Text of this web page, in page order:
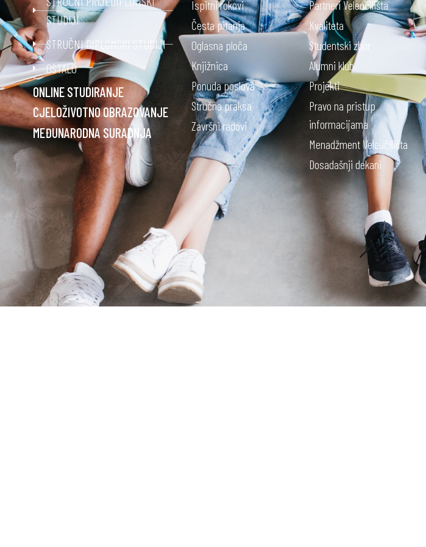
STUDIJI
STRUČNI DIPLOMSKI STUDIJI
OSTALO
ONLINE STUDIRANJE
CJELOŽIVOTNO OBRAZOVANJE
MEĐUNARODNA SURADNJA
Ispitni rokovi
Česta pitanja
Oglasna ploča
Knjižnica
Ponuda poslova
Stručna praksa
Završni radovi
Partneri Veleučilišta
Kvaliteta
Studentski zbor
Alumni klub
Projekti
Pravo na pristup
informacijama
Menadžment Veleučilišta
Dosadašnji dekani